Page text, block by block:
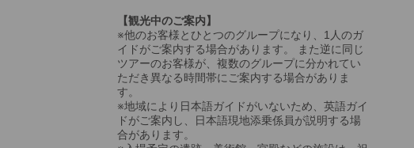
【観光中のご案内】
※他のお客様とひとつのグループになり、1人のガ
イドがご案内する場合があります。 また逆に同じ
ツアーのお客様が、複数のグループに分かれてい
ただき異なる時間帯にご案内する場合がありま
す。
※地域により日本語ガイドがいないため、英語ガイ
ドがご案内し、日本語現地添乗係員が説明する場
合があります。